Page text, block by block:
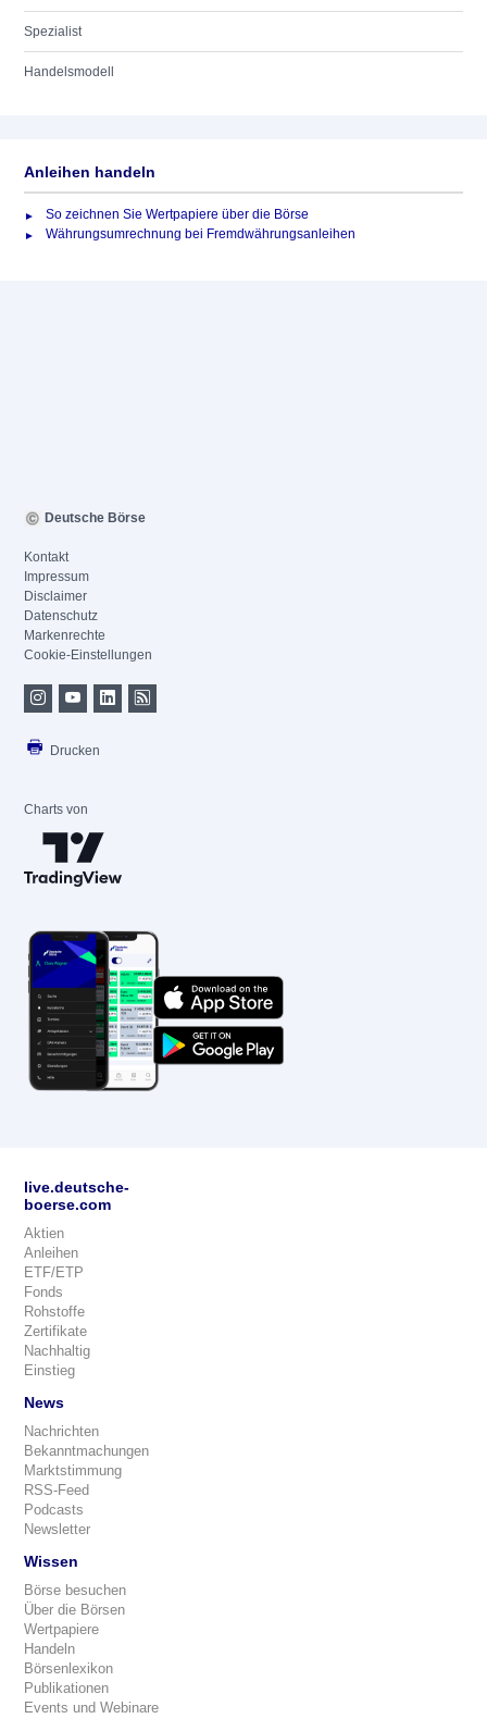
Spezialist
Handelsmodell
Anleihen handeln
So zeichnen Sie Wertpapiere über die Börse
Währungsumrechnung bei Fremdwährungsanleihen
Deutsche Börse
Kontakt
Impressum
Disclaimer
Datenschutz
Markenrechte
Cookie-Einstellungen
Drucken
Charts von
live.deutsche-
boerse.com
Aktien
Anleihen
ETF/ETP
Fonds
Rohstoffe
Zertifikate
Nachhaltig
Einstieg
News
Nachrichten
Bekanntmachungen
Marktstimmung
RSS-Feed
Podcasts
Newsletter
Wissen
Börse besuchen
Über die Börsen
Wertpapiere
Handeln
Börsenlexikon
Publikationen
Events und Webinare